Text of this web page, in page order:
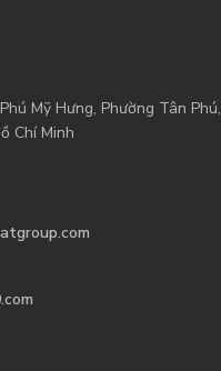
Mỹ Hưng, Phường Tân Phú,
Chí Minh